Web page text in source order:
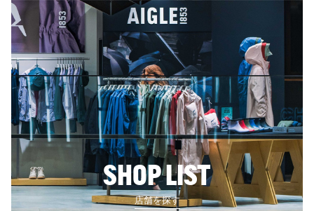
SHOP LIST
店舗を探す